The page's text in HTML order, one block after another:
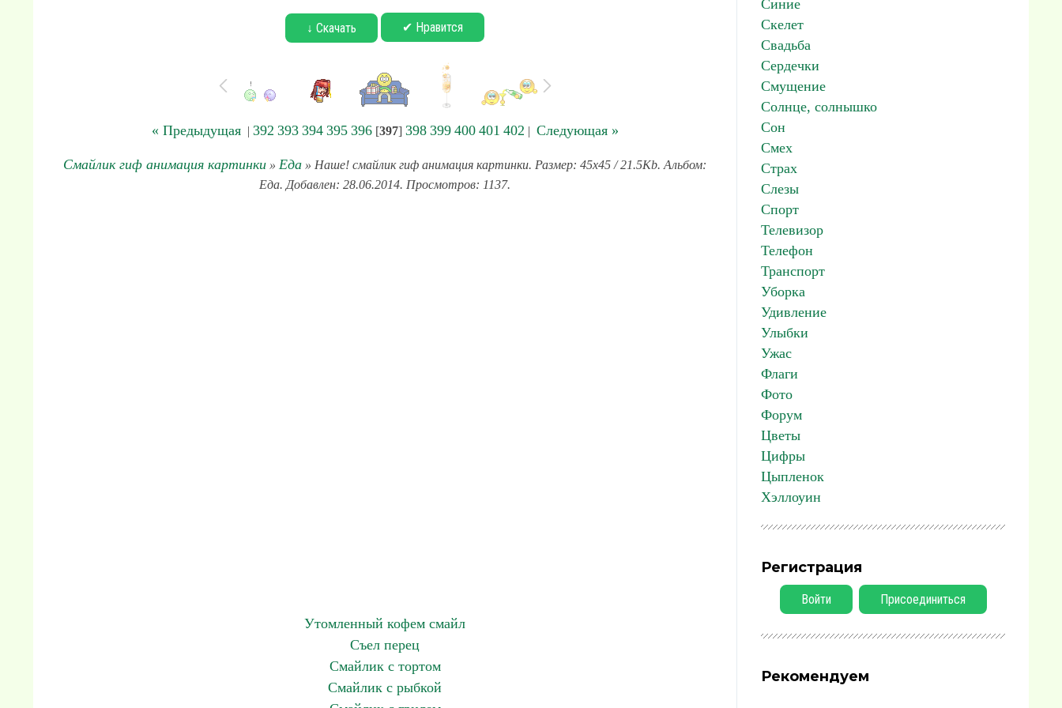
↓ Скачать ✔ Нравится
« Предыдущая| 392 393 394 395 396[397] 398 399 400 401 402 | Следующая »
Смайлик гиф анимация картинки » Еда » Наше! смайлик гиф анимация картинки. Размер: 45x45 / 21.5Kb. Альбом:
Еда. Добавлен: 28.06.2014. Просмотров: 1137.
Утомленный кофем смайл
Съел перец
Смайлик с тортом
Смайлик с рыбкой
Синие
Скелет
Свадьба
Сердечки
Смущение
Солнце, солнышко
Сон
Смех
Страх
Слезы
Спорт
Телевизор
Телефон
Транспорт
Уборка
Удивление
Улыбки
Ужас
Флаги
Фото
Форум
Цветы
Цифры
Цыпленок
Хэллоуин
Регистрация
Войти Присоединиться
Рекомендуем